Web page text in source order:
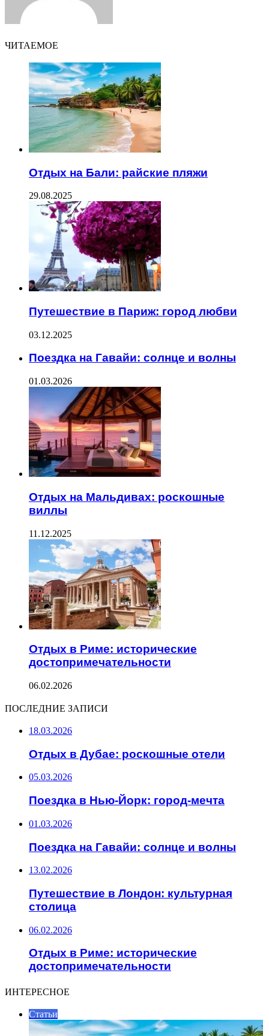
ЧИТАЕМОЕ
Отдых на Бали: райские пляжи
29.08.2025
Путешествие в Париж: город любви
03.12.2025
Поездка на Гавайи: солнце и волны
01.03.2026
Отдых на Мальдивах: роскошные
виллы
11.12.2025
Отдых в Риме: исторические
достопримечательности
06.02.2026
ПОСЛЕДНИЕ ЗАПИСИ
18.03.2026
Отдых в Дубае: роскошные отели
05.03.2026
Поездка в Нью-Йорк: город-мечта
01.03.2026
Поездка на Гавайи: солнце и волны
13.02.2026
Путешествие в Лондон: культурная
столица
06.02.2026
Отдых в Риме: исторические
достопримечательности
ИНТЕРЕСНОЕ
Статьи